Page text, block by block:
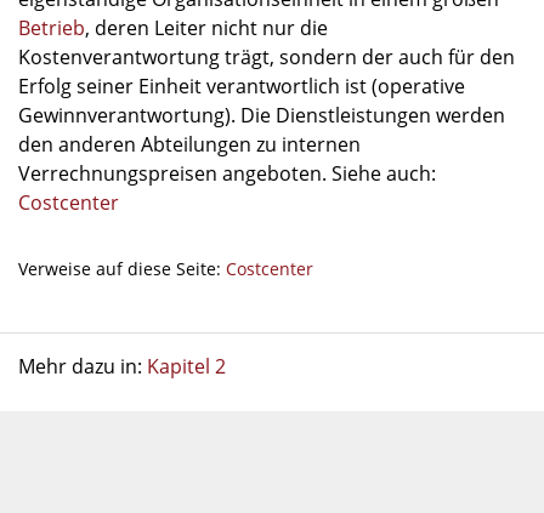
Betrieb, deren Leiter nicht nur die
Kostenverantwortung trägt, sondern der auch für den
Erfolg seiner Einheit verantwortlich ist (operative
Gewinnverantwortung). Die Dienstleistungen werden
den anderen Abteilungen zu internen
Verrechnungspreisen angeboten. Siehe auch:
Costcenter
Verweise auf diese Seite: Costcenter
Mehr dazu in: Kapitel 2